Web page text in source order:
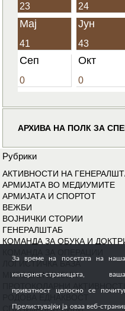
23 24
Мај
41
Јун
43
Сеп
0
Окт
0
АРХИВА НА ПОЛК ЗА
Рубрики
АКТИВНОСТИ НА
АРМИЈАТА ВО МЕДИУМИТЕ
АРМИЈАТА И СПОРТОТ
ВЕЖБИ
ВОЈНИЧКИ СТОРИИ
ГЕНЕРАЛШТАБ
КОМАНДА ЗА ОБУКА И
ЛОГИСТИЧКА БАЗА
МИРОВНИ МИСИИ
СПЕЦИЈАЛНИ СИЛИ
За време на посетата на
интернет-страницата,
приватност целосно се
Прелистувајќи ја оваа веб-